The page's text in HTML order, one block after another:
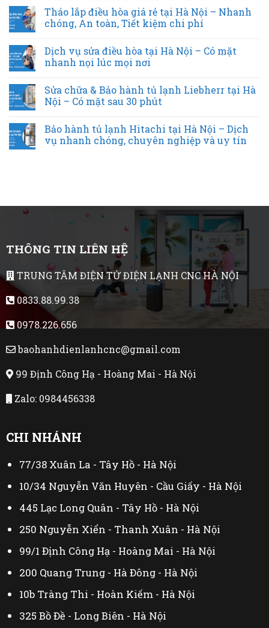
Tháo lắp điều hòa giá rẻ tại Hà Nội – Nhanh
chóng, An toàn, Tiết kiệm chi phí
Dịch vụ sửa điều hòa tại Hà Nội – Có mặt
nhanh nọi lúc mọi nơi
Sửa chữa & Bảo hành tủ lạnh Liebherr tại Hà
Nội – Có mặt sau 30 phút
Bảo hành tủ lạnh Hitachi tại Hà Nội – Dịch
vụ nhanh chóng, chuyên nghiệp và uy tín
THÔNG TIN LIÊN HỆ
TRUNG TÂM ĐIỆN TỬ ĐIỆN LẠNH CNC HÀ NỘI
0833.88.99.38
0978.226.656
baohanhdienlanhcnc@gmail.com
99 Định Công Hạ - Hoàng Mai - Hà Nội
Zalo: 0984456338
CHI NHÁNH
77/38 Xuân La - Tây Hồ - Hà Nội
10/34 Nguyễn Văn Huyên - Cầu Giấy - Hà Nội
445 Lạc Long Quân - Tây Hồ - Hà Nội
250 Nguyễn Xiển - Thanh Xuân - Hà Nội
99/1 Định Công Hạ - Hoàng Mai - Hà Nội
200 Quang Trung - Hà Đông - Hà Nội
10b Tràng Thi - Hoàn Kiếm - Hà Nội
325 Bồ Đề - Long Biên - Hà Nội